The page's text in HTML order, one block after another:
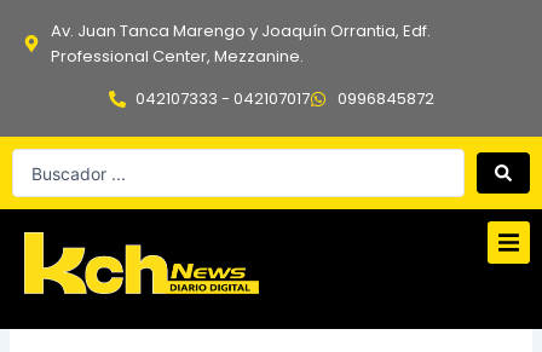
Av. Juan Tanca Marengo y Joaquín Orrantia, Edf.
Professional Center, Mezzanine.
042107333 - 042107017
0996845872
Search